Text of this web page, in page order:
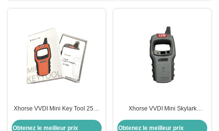
Xhorse VVDI Mini Key Tool 250g
pour voitures universelles
Obtenez le meilleur prix
Xhorse VVDI Mini Skylark
à distance automatique
Obtenez le meilleur prix